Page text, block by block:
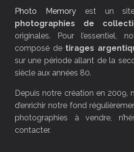
Photo Memoryest un
photographies de
originales. Pour l’essentiel,
composé de tirages
sur une période allant de la
siècle aux années 80.
Depuis notre création en 2009,
d’enrichir notre fond
photographies à vendre,
contacter.